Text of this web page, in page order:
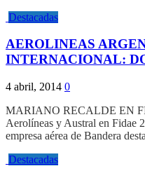
Destacadas
AEROLINEAS
INTERNACIONAL:
4 abril, 2014 0
MARIANO RECALDE EN
Aerolíneas y Austral en Fidae
empresa aérea de Bandera
Destacadas